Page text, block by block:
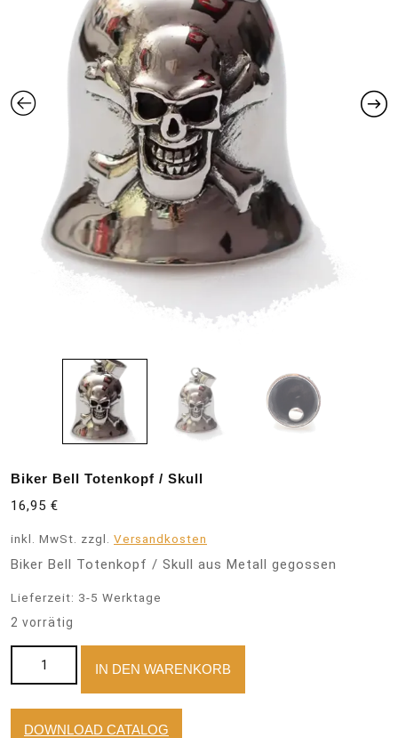
Biker Bell Totenkopf / Skull
16,95 €
inkl. MwSt. zzgl. Versandkosten
Biker Bell Totenkopf / Skull aus Metall gegossen
Lieferzeit: 3-5 Werktage
2 vorrätig
IN DEN WARENKORB
DOWNLOAD CATALOG